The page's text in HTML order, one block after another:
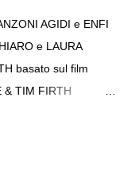
AGIDI e ENFI
e LAURA
basato sul film
& TIM FIRTH